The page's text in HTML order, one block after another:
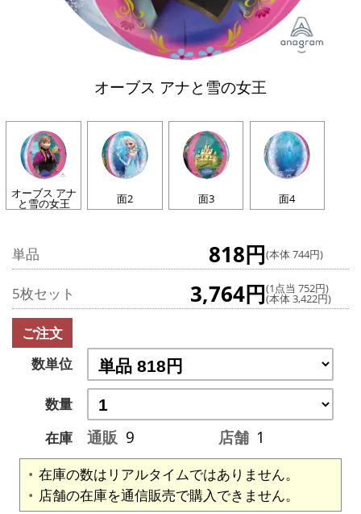
オーブス アナと雪の女王
オーブス アナ
と雪の女王 面2 面3 面4
単品 818円(本体 744円)
5枚セット 3,764円(1点当 752円)
(本体 3,422円)
ご注文
数単位
数量
在庫
通販 9 店舗 1
在庫の数はリアルタイムではありません。
店舗の在庫を通信販売で購入できません。